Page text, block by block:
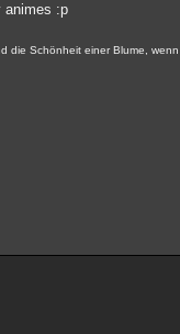
animes :p
die Schönheit einer Blume,